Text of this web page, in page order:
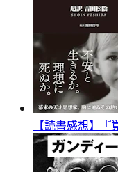
【読書感想】